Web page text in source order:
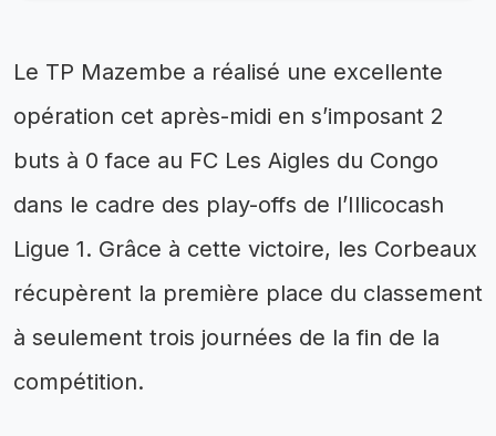
Le TP Mazembe a réalisé une excellente
opération cet après-midi en s’imposant 2
buts à 0 face au FC Les Aigles du Congo
dans le cadre des play-offs de l’Illicocash
Ligue 1. Grâce à cette victoire, les Corbeaux
récupèrent la première place du classement
à seulement trois journées de la fin de la
compétition.